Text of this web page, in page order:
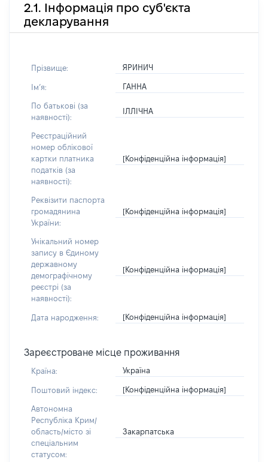
2.1. Інформація про суб'єкта
декларування
Прізвище: ЯРИНИЧ
Імʼя: ГАННА
По батькові (за
наявності):
ІЛЛІЧНА
Реєстраційний
номер облікової
картки платника
податків (за
наявності):
[Конфіденційна інформація]
Реквізити паспорта
громадянина
України:
[Конфіденційна інформація]
Унікальний номер
запису в Єдиному
державному
демографічному
реєстрі (за
наявності):
[Конфіденційна інформація]
Дата народження: [Конфіденційна інформація]
Зареєстроване місце проживання
Країна: Україна
Поштовий індекс: [Конфіденційна інформація]
Автономна
Республіка Крим/
область/місто зі
спеціальним
статусом:
Закарпатська